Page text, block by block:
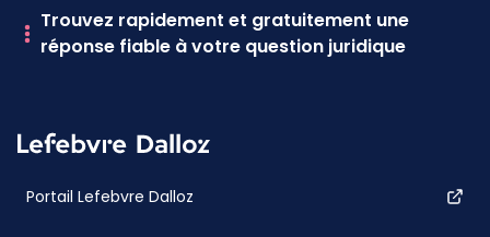
Trouvez rapidement et gratuitement une
réponse fiable à votre question juridique
Portail Lefebvre Dalloz